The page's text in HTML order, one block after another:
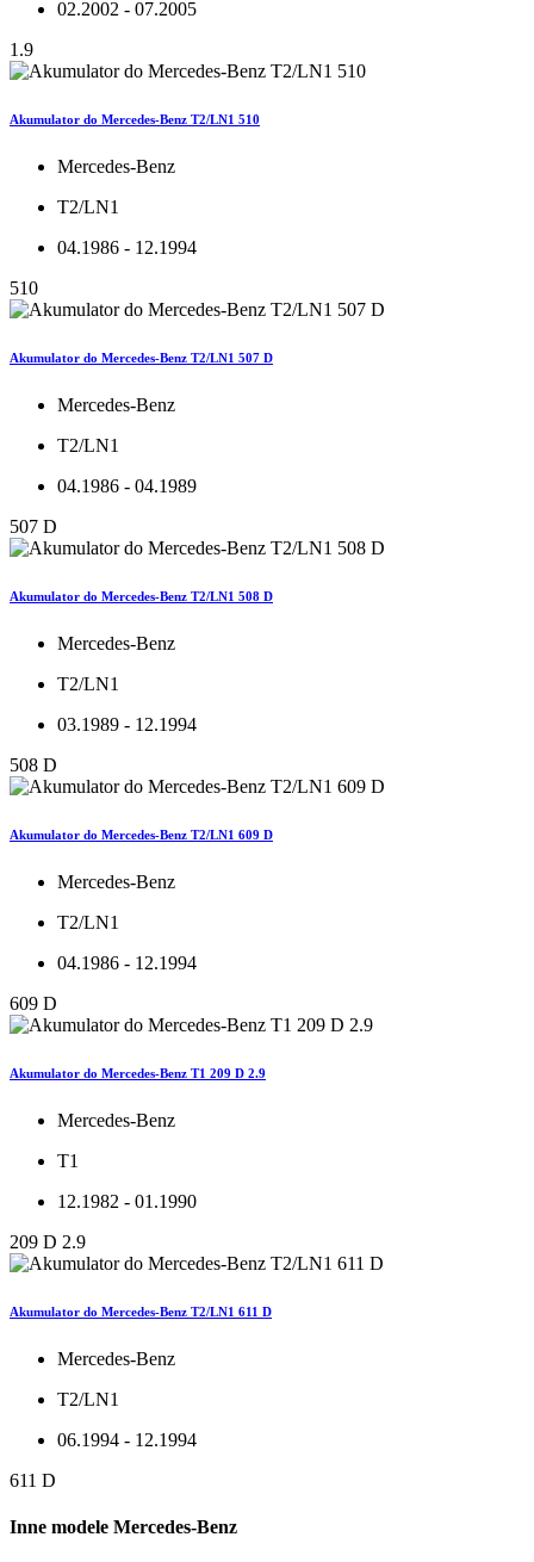
02.2002 - 07.2005
1.9
Akumulator do Mercedes-Benz T2/LN1 510
Mercedes-Benz
T2/LN1
04.1986 - 12.1994
510
Akumulator do Mercedes-Benz T2/LN1 507 D
Mercedes-Benz
T2/LN1
04.1986 - 04.1989
507 D
Akumulator do Mercedes-Benz T2/LN1 508 D
Mercedes-Benz
T2/LN1
03.1989 - 12.1994
508 D
Akumulator do Mercedes-Benz T2/LN1 609 D
Mercedes-Benz
T2/LN1
04.1986 - 12.1994
609 D
Akumulator do Mercedes-Benz T1 209 D 2.9
Mercedes-Benz
T1
12.1982 - 01.1990
209 D 2.9
Akumulator do Mercedes-Benz T2/LN1 611 D
Mercedes-Benz
T2/LN1
06.1994 - 12.1994
611 D
Inne modele Mercedes-Benz